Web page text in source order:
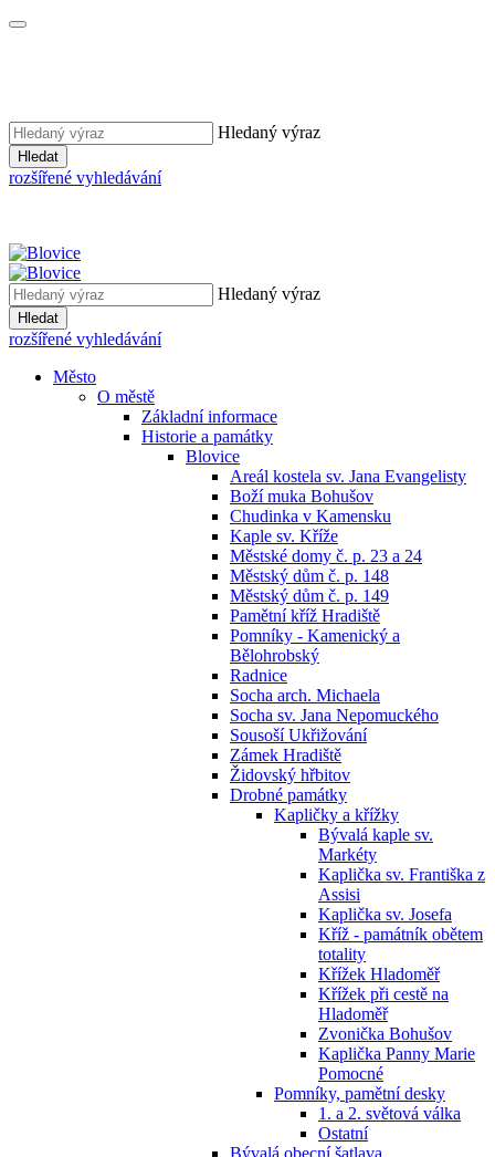
Hledaný výraz
Hledat
rozšířené vyhledávání
Hledaný výraz
Hledat
rozšířené vyhledávání
Město
O městě
Základní informace
Historie a památky
Blovice
Areál kostela sv. Jana Evangelisty
Boží muka Bohušov
Chudinka v Kamensku
Kaple sv. Kříže
Městské domy č. p. 23 a 24
Městský dům č. p. 148
Městský dům č. p. 149
Pamětní kříž Hradiště
Pomníky - Kamenický a
Bělohrobský
Radnice
Socha arch. Michaela
Socha sv. Jana Nepomuckého
Sousoší Ukřižování
Zámek Hradiště
Židovský hřbitov
Drobné památky
Kapličky a křížky
Bývalá kaple sv.
Markéty
Kaplička sv. Františka z
Assisi
Kaplička sv. Josefa
Kříž - památník obětem
totality
Křížek Hladoměř
Křížek při cestě na
Hladoměř
Zvonička Bohušov
Kaplička Panny Marie
Pomocné
Pomníky, pamětní desky
1. a 2. světová válka
Ostatní
Bývalá obecní šatlava